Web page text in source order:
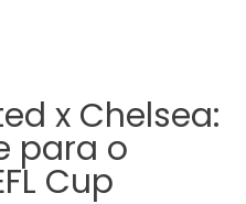
Inglês
x Chelsea:
para o
Cup